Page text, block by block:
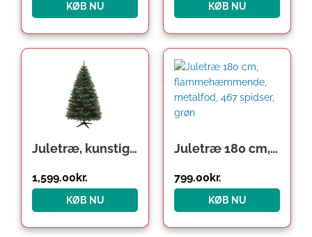
KØB NU KØB NU
Juletræ, kunstig gran, 1,8 m høj, flammehæmmende, robust metalfod, grøn
1,599.00kr.
KØB NU
Juletræ 180 cm, flammehæmmende, metalfod, 467 spidser, grøn
799.00kr.
KØB NU